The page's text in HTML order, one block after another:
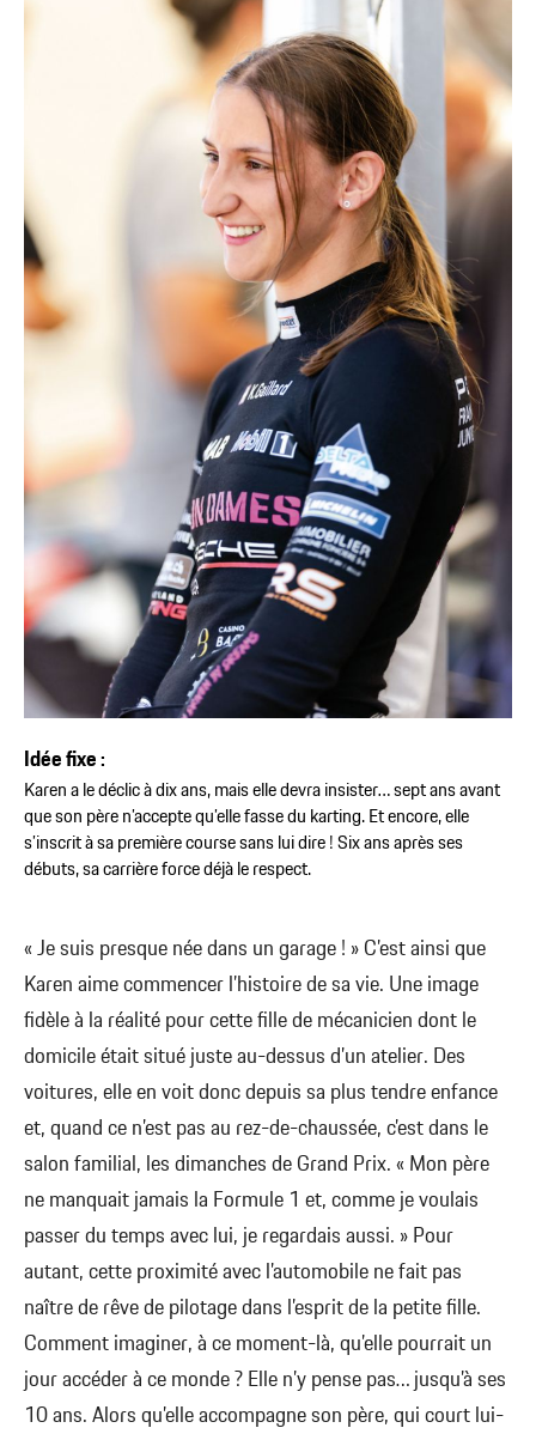
Idée fixe :
Karen a le déclic à dix ans, mais elle devra insister… sept ans avant
que son père n’accepte qu’elle fasse du karting. Et encore, elle
s’inscrit à sa première course sans lui dire ! Six ans après ses
débuts, sa carrière force déjà le respect.
« Je suis presque née dans un garage ! » C’est ainsi que
Karen aime commencer l’histoire de sa vie. Une image
fidèle à la réalité pour cette fille de mécanicien dont le
domicile était situé juste au-dessus d’un atelier. Des
voitures, elle en voit donc depuis sa plus tendre enfance
et, quand ce n’est pas au rez-de-chaussée, c’est dans le
salon familial, les dimanches de Grand Prix. « Mon père
ne manquait jamais la Formule 1 et, comme je voulais
passer du temps avec lui, je regardais aussi. » Pour
autant, cette proximité avec l’automobile ne fait pas
naître de rêve de pilotage dans l’esprit de la petite fille.
Comment imaginer, à ce moment-là, qu’elle pourrait un
jour accéder à ce monde ? Elle n’y pense pas… jusqu’à ses
10 ans. Alors qu’elle accompagne son père, qui court lui-